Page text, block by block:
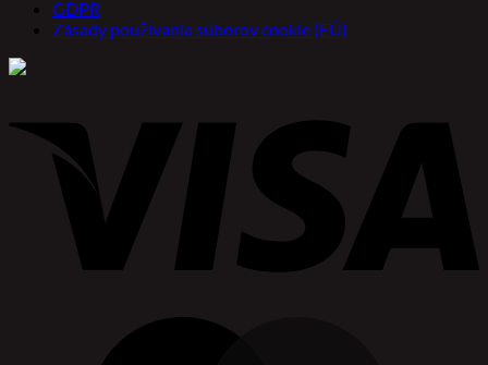
GDPR
Zásady používania súborov cookie (EÚ)